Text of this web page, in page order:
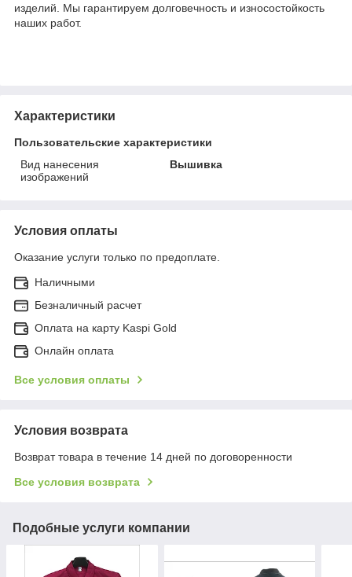
изделий. Мы гарантируем долговечность и износостойкость
наших работ.
Характеристики
Пользовательские характеристики
Вид нанесения
изображений
Вышивка
Условия оплаты
Оказание услуги только по предоплате.
Наличными
Безналичный расчет
Оплата на карту Kaspi Gold
Онлайн оплата
Все условия оплаты
Условия возврата
Возврат товара в течение 14 дней по договоренности
Все условия возврата
Подобные услуги компании